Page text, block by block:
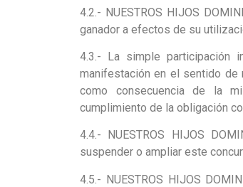
4.2.- NUESTROS HIJOS
ganador a efectos de su
4.3.- La simple participación
manifestación en el sentido de
como consecuencia de la
cumplimiento de la obligación
4.4.- NUESTROS HIJOS
suspender o ampliar este
4.5.- NUESTROS HIJOS